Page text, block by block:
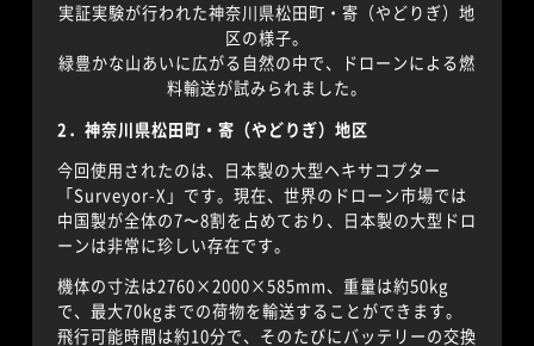
実証実験が行われた神奈川県松田町・寄（やどりぎ）地
区の様子。
緑豊かな山あいに広がる自然の中で、ドローンによる燃
料輸送が試みられました。
2．神奈川県松田町・寄（やどりぎ）地区
今回使用されたのは、日本製の大型ヘキサコプター
「Surveyor-X」です。現在、世界のドローン市場では
中国製が全体の7〜8割を占めており、日本製の大型ドロ
ーンは非常に珍しい存在です。
機体の寸法は2760×2000×585mm、重量は約50kg
で、最大70kgまでの荷物を輸送することができます。
飛行可能時間は約10分で、そのたびにバッテリーの交換